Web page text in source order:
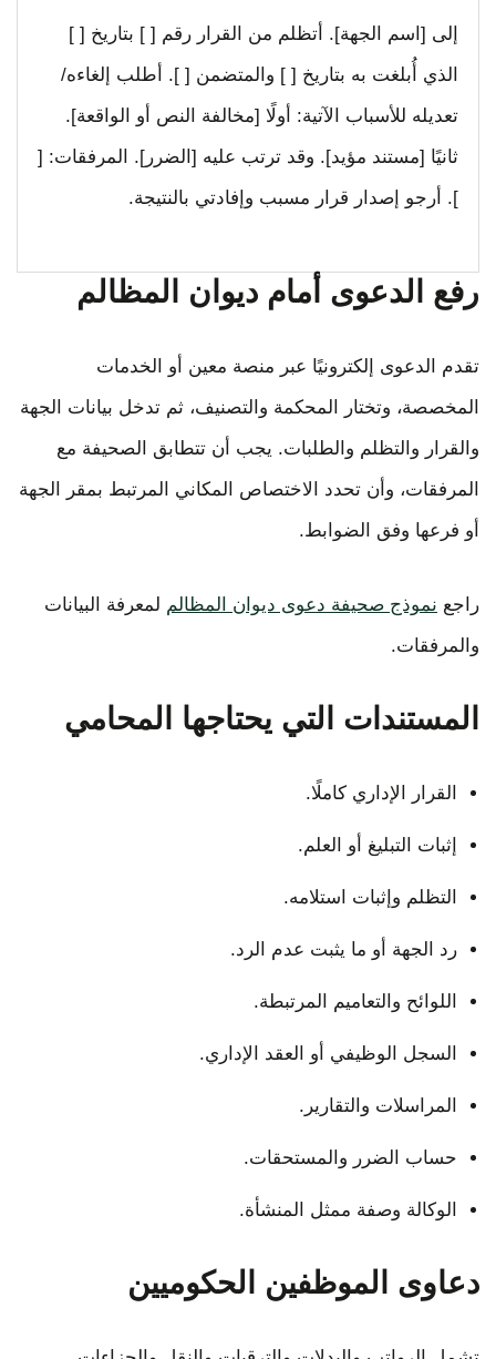
إلى [اسم الجهة]. أتظلم من القرار رقم [ ] بتاريخ [ ]
الذي أُبلغت به بتاريخ [ ] والمتضمن [ ]. أطلب إلغاءه/
تعديله للأسباب الآتية: أولًا [مخالفة النص أو الواقعة].
ثانيًا [مستند مؤيد]. وقد ترتب عليه [الضرر]. المرفقات: [
]. أرجو إصدار قرار مسبب وإفادتي بالنتيجة.
رفع الدعوى أمام ديوان المظالم
تقدم الدعوى إلكترونيًا عبر منصة معين أو الخدمات
المخصصة، وتختار المحكمة والتصنيف، ثم تدخل بيانات الجهة
والقرار والتظلم والطلبات. يجب أن تتطابق الصحيفة مع
المرفقات، وأن تحدد الاختصاص المكاني المرتبط بمقر الجهة
أو فرعها وفق الضوابط.
راجع نموذج صحيفة دعوى ديوان المظالم لمعرفة البيانات
والمرفقات.
المستندات التي يحتاجها المحامي
القرار الإداري كاملًا.
إثبات التبليغ أو العلم.
التظلم وإثبات استلامه.
رد الجهة أو ما يثبت عدم الرد.
اللوائح والتعاميم المرتبطة.
السجل الوظيفي أو العقد الإداري.
المراسلات والتقارير.
حساب الضرر والمستحقات.
الوكالة وصفة ممثل المنشأة.
دعاوى الموظفين الحكوميين